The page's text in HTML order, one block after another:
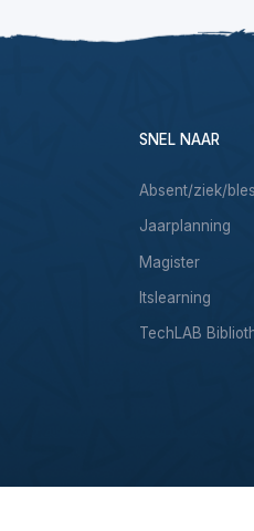
SNEL NAAR
Absent/ziek/
Jaarplanning
Magister
Itslearning
TechLAB